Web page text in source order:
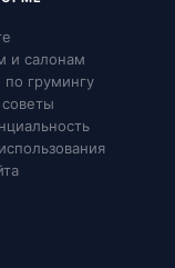
и салонам
грумингу